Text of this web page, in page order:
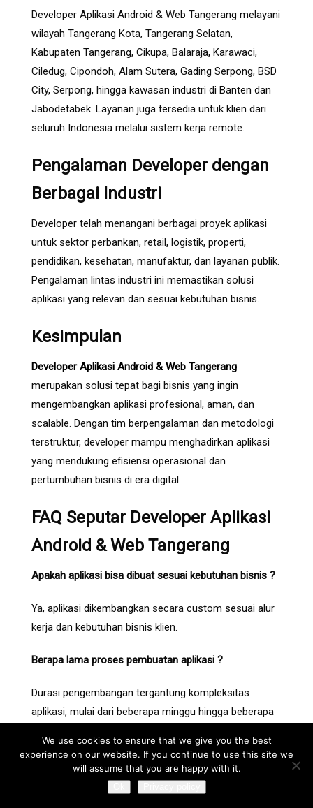
Developer Aplikasi Android & Web Tangerang melayani
wilayah Tangerang Kota, Tangerang Selatan,
Kabupaten Tangerang, Cikupa, Balaraja, Karawaci,
Ciledug, Cipondoh, Alam Sutera, Gading Serpong, BSD
City, Serpong, hingga kawasan industri di Banten dan
Jabodetabek. Layanan juga tersedia untuk klien dari
seluruh Indonesia melalui sistem kerja remote.
Pengalaman Developer dengan
Berbagai Industri
Developer telah menangani berbagai proyek aplikasi
untuk sektor perbankan, retail, logistik, properti,
pendidikan, kesehatan, manufaktur, dan layanan publik.
Pengalaman lintas industri ini memastikan solusi
aplikasi yang relevan dan sesuai kebutuhan bisnis.
Kesimpulan
Developer Aplikasi Android & Web Tangerang
merupakan solusi tepat bagi bisnis yang ingin
mengembangkan aplikasi profesional, aman, dan
scalable. Dengan tim berpengalaman dan metodologi
terstruktur, developer mampu menghadirkan aplikasi
yang mendukung efisiensi operasional dan
pertumbuhan bisnis di era digital.
FAQ Seputar Developer Aplikasi
Android & Web Tangerang
Apakah aplikasi bisa dibuat sesuai kebutuhan bisnis ?
Ya, aplikasi dikembangkan secara custom sesuai alur
kerja dan kebutuhan bisnis klien.
Berapa lama proses pembuatan aplikasi ?
Durasi pengembangan tergantung kompleksitas
aplikasi, mulai dari beberapa minggu hingga beberapa
Apakah aplikasi bisa dikembangkan untuk Android dan
We use cookies to ensure that we give you the best
experience on our website. If you continue to use this site we
will assume that you are happy with it.